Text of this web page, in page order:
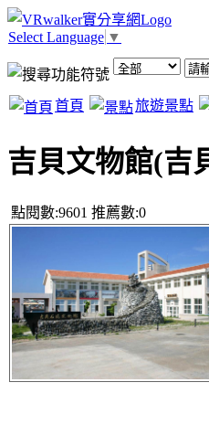
Select Language ▼
首頁 旅遊景點
吉貝文物館(吉
點閱數:9601 推薦數:0